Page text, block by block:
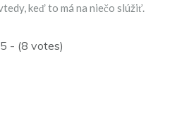
keď to má na niečo slúžiť.
- (8 votes)